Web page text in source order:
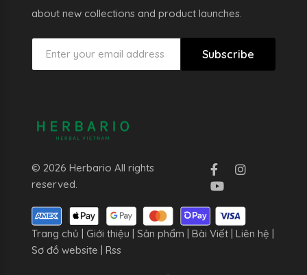
about new collections and product launches.
Subscribe
© 2026 Herbario All rights
reserved.
Trang chủ Giới thiệu Sản phẩm Bài Viết Liên hệ
Sơ đồ website
Rss